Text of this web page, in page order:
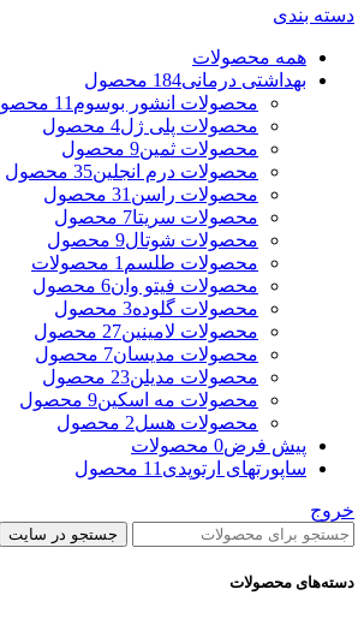
دسته بندی
همه محصولات
بهداشتی درمانی184 محصول
محصولات انشور بوسوم 11 محصول
محصولات پلی ژل4 محصول
محصولات ثمین9 محصول
محصولات درم انجلین35 محصول
محصولات راسن 31 محصول
محصولات سریتا7 محصول
محصولات شوتال9 محصول
محصولات طلسم 1 محصولات
محصولات فیتو وان6 محصول
محصولات گلوده3 محصول
محصولات لامینین27 محصول
محصولات مدیسان7 محصول
محصولات مدیلن23 محصول
محصولات مه اسکین9 محصول
محصولات هسل2 محصول
پیش فرض0 محصولات
ساپورتهای ارتوپدی 11 محصول
خروج
جستجو در سایت
دسته‌های محصولات